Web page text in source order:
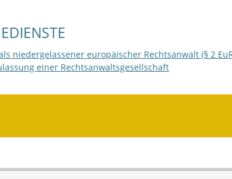
niedergelassener europäischer Rechtsanwalt (§ 2
einer Rechtsanwaltsgesellschaft